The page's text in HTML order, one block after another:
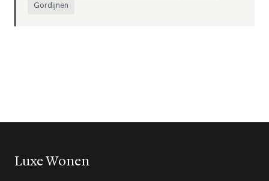
Gordijnen
Luxe Wonen